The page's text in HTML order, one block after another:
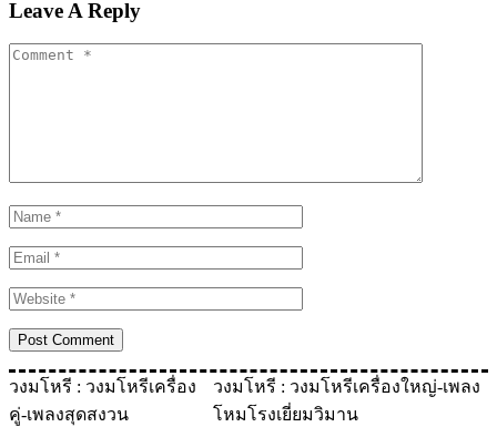
Leave A Reply
วงมโหรี : วงมโหรีเครื่อง
คู่-เพลงสุดสงวน
วงมโหรี : วงมโหรีเครื่องใหญ่-เพลง
โหมโรงเยี่ยมวิมาน